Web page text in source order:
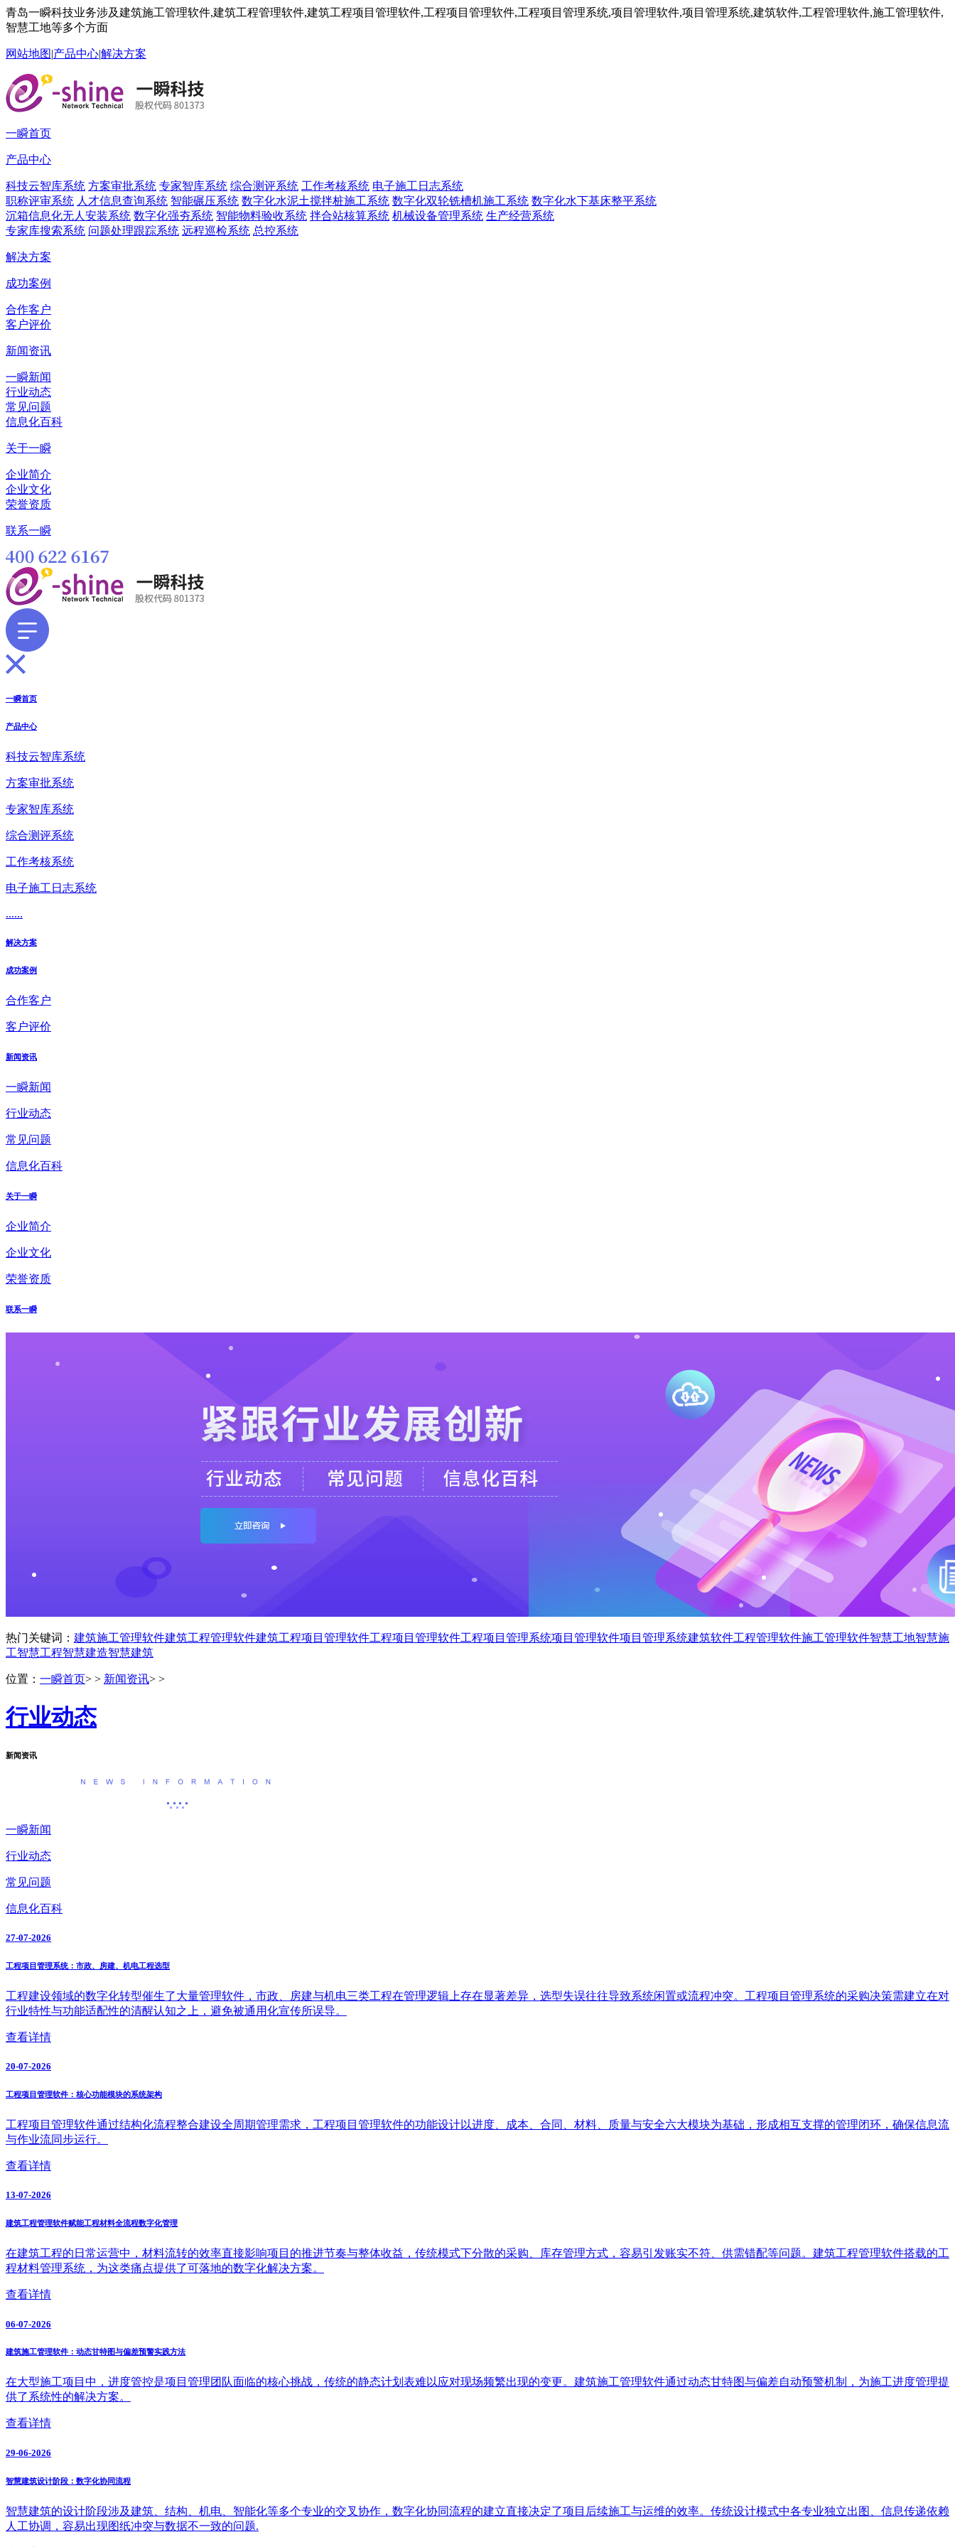
青岛一瞬科技业务涉及建筑施工管理软件,建筑工程管理软件,建筑工程项目管理软件,工程项目管理软件,工程项目管理系统,项目管理软件,项目管理系统,建筑软件,工程管理软件,施工管理软件,
智慧工地等多个方面
网站地图|产品中心|解决方案
一瞬首页
产品中心
科技云智库系统 方案审批系统 专家智库系统 综合测评系统 工作考核系统 电子施工日志系统
职称评审系统 人才信息查询系统 智能碾压系统 数字化水泥土搅拌桩施工系统 数字化双轮铣槽机施工系统 数字化水下基床整平系统
沉箱信息化无人安装系统 数字化强夯系统 智能物料验收系统 拌合站核算系统 机械设备管理系统 生产经营系统
专家库搜索系统 问题处理跟踪系统 远程巡检系统 总控系统
解决方案
成功案例
合作客户
客户评价
新闻资讯
一瞬新闻
行业动态
常见问题
信息化百科
关于一瞬
企业简介
企业文化
荣誉资质
联系一瞬
一瞬首页
产品中心
科技云智库系统
方案审批系统
专家智库系统
综合测评系统
工作考核系统
电子施工日志系统
......
解决方案
成功案例
合作客户
客户评价
新闻资讯
一瞬新闻
行业动态
常见问题
信息化百科
关于一瞬
企业简介
企业文化
荣誉资质
联系一瞬
热门关键词： 建筑施工管理软件建筑工程管理软件建筑工程项目管理软件工程项目管理软件工程项目管理系统项目管理软件项目管理系统建筑软件工程管理软件施工管理软件智慧工地智慧施
工智慧工程智慧建造智慧建筑
位置： 一瞬首页> > 新闻资讯> >
行业动态
新闻资讯
一瞬新闻
行业动态
常见问题
信息化百科
27-07-2026
工程项目管理系统：市政、房建、机电工程选型
工程建设领域的数字化转型催生了大量管理软件，市政、房建与机电三类工程在管理逻辑上存在显著差异，选型失误往往导致系统闲置或流程冲突。工程项目管理系统的采购决策需建立在对
行业特性与功能适配性的清醒认知之上，避免被通用化宣传所误导。
查看详情
20-07-2026
工程项目管理软件：核心功能模块的系统架构
工程项目管理软件通过结构化流程整合建设全周期管理需求，工程项目管理软件的功能设计以进度、成本、合同、材料、质量与安全六大模块为基础，形成相互支撑的管理闭环，确保信息流
与作业流同步运行。
查看详情
13-07-2026
建筑工程管理软件赋能工程材料全流程数字化管理
在建筑工程的日常运营中，材料流转的效率直接影响项目的推进节奏与整体收益，传统模式下分散的采购、库存管理方式，容易引发账实不符、供需错配等问题。建筑工程管理软件搭载的工
程材料管理系统，为这类痛点提供了可落地的数字化解决方案。
查看详情
06-07-2026
建筑施工管理软件：动态甘特图与偏差预警实践方法
在大型施工项目中，进度管控是项目管理团队面临的核心挑战，传统的静态计划表难以应对现场频繁出现的变更。建筑施工管理软件通过动态甘特图与偏差自动预警机制，为施工进度管理提
供了系统性的解决方案。
查看详情
29-06-2026
智慧建筑设计阶段：数字化协同流程
智慧建筑的设计阶段涉及建筑、结构、机电、智能化等多个专业的交叉协作，数字化协同流程的建立直接决定了项目后续施工与运维的效率。传统设计模式中各专业独立出图、信息传递依赖
人工协调，容易出现图纸冲突与数据不一致的问题.